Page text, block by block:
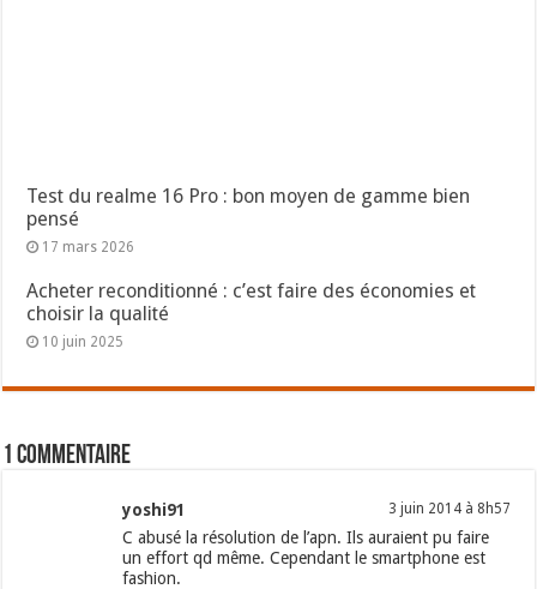
Test du realme 16 Pro : bon moyen de gamme bien
pensé
17 mars 2026
Acheter reconditionné : c’est faire des économies et
choisir la qualité
10 juin 2025
1 commentaire
yoshi91 3 juin 2014 à 8h57
C abusé la résolution de l’apn. Ils auraient pu faire
un effort qd même. Cependant le smartphone est
fashion.